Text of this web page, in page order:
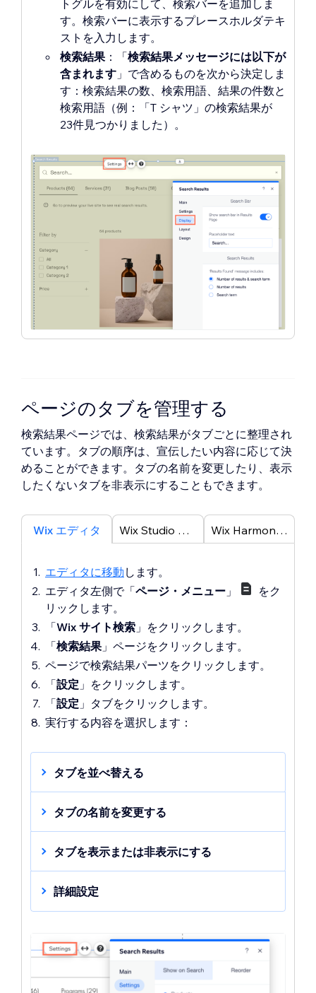
トグルを有効にして、検索バーを追加しま
す。検索バーに表示するプレースホルダテキ
ストを入力します。
検索結果 ：「検索結果メッセージには以下が
含まれます 」で含めるものを次から決定しま
す：検索結果の数、検索用語、結果の件数と
検索用語（例：「T シャツ」の検索結果が
23件見つかりました）。
ページのタブを管理する
検索結果ページでは、検索結果がタブごとに整理され
ています。 タブの順序は、宣伝したい内容に応じて決
めることができます。タブの名前を変更したり、表示
したくないタブを非表示にすることもできます。
Wix エディタ Wix Studio エディタ Wix Harmony エディタ
エディタに移動 します。
エディタ左側で「ページ・メニュー 」
をク
リックします。
「Wix サイト検索 」をクリックします。
「検索結果 」ページをクリックします。
ページで検索結果パーツをクリックします。
「設定 」をクリックします。
「設定 」タブをクリックします。
実行する内容を選択します：
タブを並べ替える
カテゴリータブをクリック＆ドラッグ
し、結果ページの順序を変更します。
タブの名前を変更する
す。
該当するカテゴリー（例：その他のペ
ージ）横の「
ックします。
の名前を変更します。
タブを表示または非表示にする
す。
該当するカテゴリー（例：「その他の
ページ」など）横のトグル
は無効にして、特定のカテゴリーを表
示または非表示にします。
詳細設定
「非表示のページを表示（SEO）
」ト
グルを有効または無効にして、非表示
のページを表示または非表示にしま